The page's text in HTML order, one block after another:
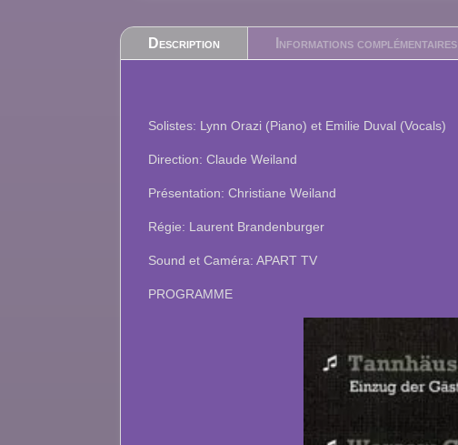
Description Informations complémentaires
Solistes: Lynn Orazi (Piano) et Emilie Duval (Vocals)
Direction: Claude Weiland
Présentation: Christiane Weiland
Régie: Laurent Brandenburger
Sound et Caméra: APART TV
PROGRAMME